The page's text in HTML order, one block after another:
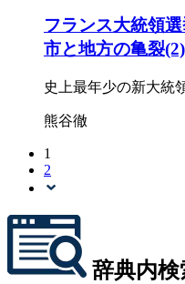
フランス大統領
市と地方の亀裂(2)
史上最年少の新大統
熊谷徹
1
2
辞典内検